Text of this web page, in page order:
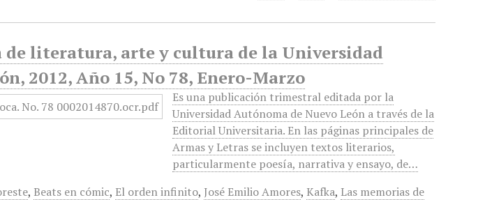
de literatura, arte y cultura de la Universidad
2012, Año 15, No 78, Enero-Marzo
Es una publicación trimestral editada por la
Universidad Autónoma de Nuevo León a través de la
Editorial Universitaria. En las páginas principales de
Armas y Letras se incluyen textos literarios,
particularmente poesía, narrativa y ensayo, de…
, Beats en cómic, El orden infinito, José Emilio Amores, Kafka, Las memorias de